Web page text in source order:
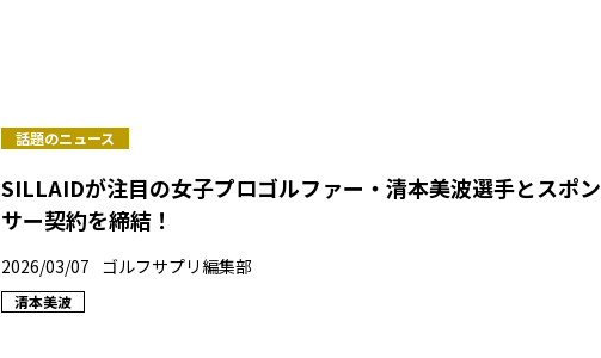
話題のニュース
SILLAIDが注目の女子プロゴルファー・清本美波選手とスポン
サー契約を締結！
2026/03/07 ゴルフサプリ編集部
清本美波